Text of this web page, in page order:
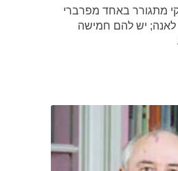
מתגורר באחד מפרברי
לאנה; יש להם חמישה